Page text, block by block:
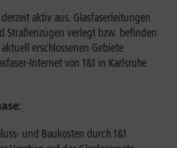
aktiv aus. Glasfaserleitungen
Straßenzügen verlegt bzw. befinden
erschlossenen Gebiete
Internet von 1&1 in Karlsruhe
und Baukosten durch 1&1